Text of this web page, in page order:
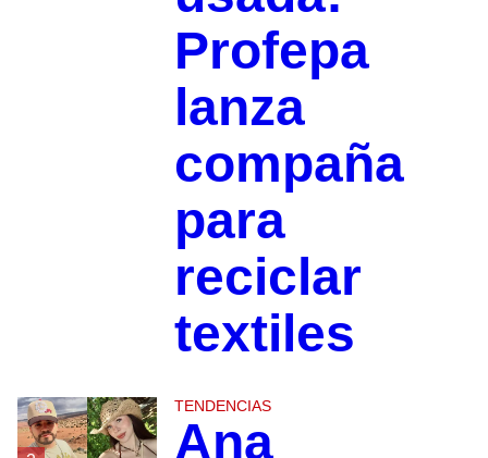
Profepa
lanza
compaña
para
reciclar
textiles
TENDENCIAS
Ana